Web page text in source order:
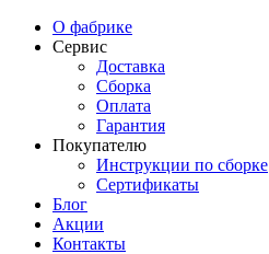
О фабрике
Сервис
Доставка
Сборка
Оплата
Гарантия
Покупателю
Инструкции по сборке
Сертификаты
Блог
Акции
Контакты